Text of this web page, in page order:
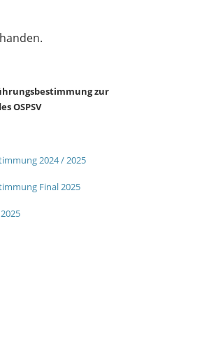
zur
OSPSV
2024 / 2025
Final 2025